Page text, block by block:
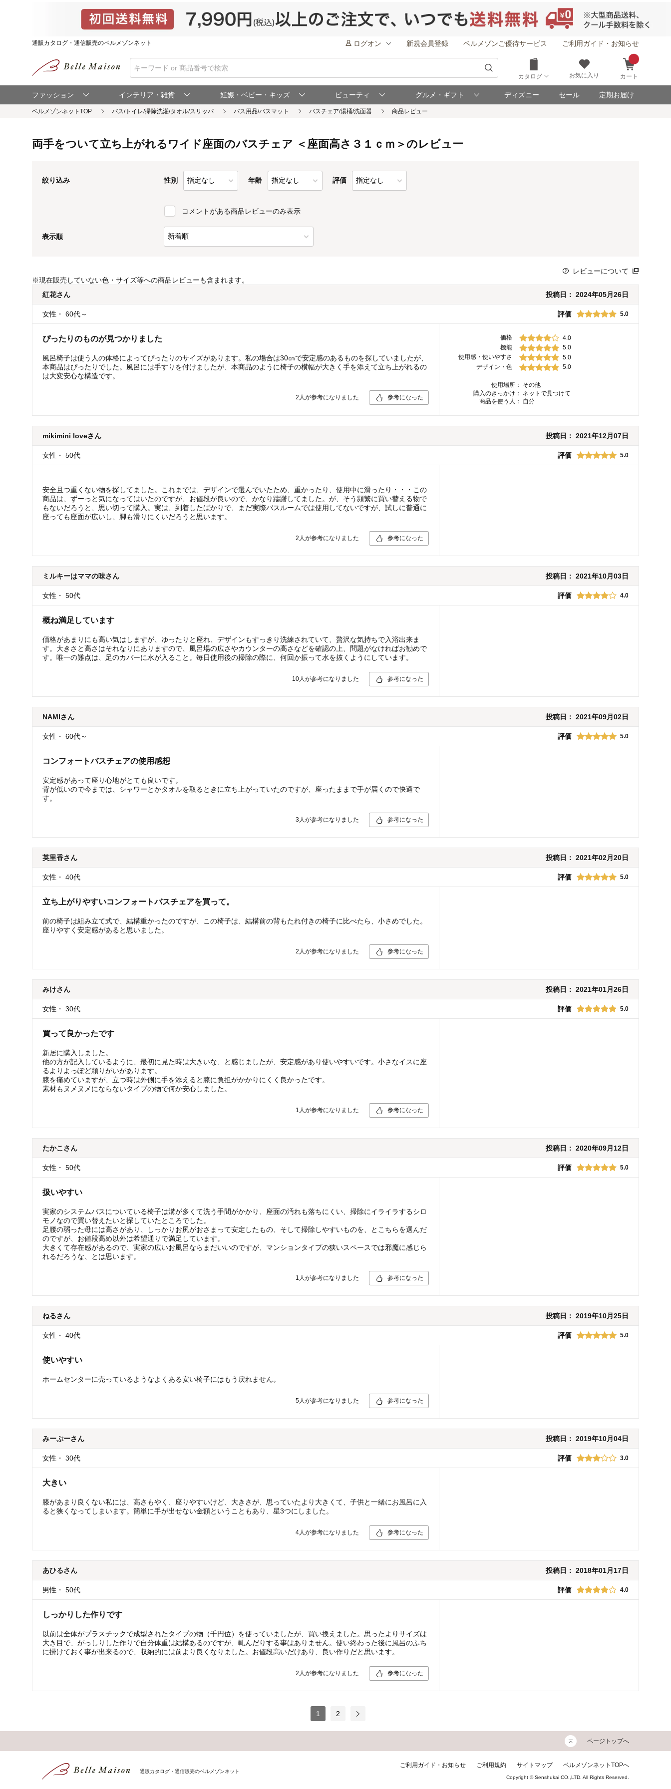
通販カタログ・通信販売のベルメゾンネット ログオン 新規会員登録 ベルメゾンご優待サービス ご利用ガイド・お知らせ
カタログ お気に入り カート
ファッション インテリア・雑貨 妊娠・ベビー・キッズ ビューティ グルメ・ギフト ディズニー セール 定期お届け
ベルメゾンネットTOP
両手をついて立ち上がれるワイド座面のバスチェア ＜座面高さ３１ｃｍ＞のレビュー
絞り込み 性別 年齢 評価
コメントがある商品レビューのみ表示
表示順
レビューについて
※現在販売していない色・サイズ等への商品レビューも含まれます。
紅花さん 投稿日： 2024年05月26日
女性 ・ 60代～ 評価 5.0
ぴったりのものが見つかりました
風呂椅子は使う人の体格によってぴったりのサイズがあります。私の場合は30㎝で安定感のあるものを探していましたが、
本商品はぴったりでした。風呂には手すりを付けましたが、本商品のように椅子の横幅が大きく手を添えて立ち上がれるの
は大変安心な構造です。
2 人が参考になりました 参考になった
価格
4.0
機能
5.0
使用感・使いやすさ
5.0
デザイン・色
5.0
使用場所：
その他
購入のきっかけ：
ネットで見つけて
商品を使う人：
自分
mikimini loveさん 投稿日： 2021年12月07日
女性 ・ 50代 評価 5.0
安全且つ重くない物を探してました。これまでは、デザインで選んでいたため、重かったり、使用中に滑ったり・・・この
商品は、ずーっと気になってはいたのですが、お値段が良いので、かなり躊躇してました。が、そう頻繁に買い替える物で
もないだろうと、思い切って購入。実は、到着したばかりで、まだ実際バスルームでは使用してないですが、試しに普通に
座っても座面が広いし、脚も滑りにくいだろうと思います。
2 人が参考になりました 参考になった
ミルキーはママの味さん 投稿日： 2021年10月03日
女性 ・ 50代 評価 4.0
概ね満足しています
価格があまりにも高い気はしますが、ゆったりと座れ、デザインもすっきり洗練されていて、贅沢な気持ちで入浴出来ま
す。大きさと高さはそれなりにありますので、風呂場の広さやカウンターの高さなどを確認の上、問題がなければお勧めで
す。唯一の難点は、足のカバーに水が入ること。毎日使用後の掃除の際に、何回か振って水を抜くようにしています。
10人が参考になりました 参考になった
NAMIさん 投稿日： 2021年09月02日
女性 ・ 60代～ 評価 5.0
コンフォートバスチェアの使用感想
安定感があって座り心地がとても良いです。
背が低いので今までは、シャワーとかタオルを取るときに立ち上がっていたのですが、座ったままで手が届くので快適で
す。
3 人が参考になりました 参考になった
英里香さん 投稿日： 2021年02月20日
女性 ・ 40代 評価 5.0
立ち上がりやすいコンフォートバスチェアを買って。
前の椅子は組み立て式で、結構重かったのですが、この椅子は、結構前の背もたれ付きの椅子に比べたら、小さめでした。
座りやすく安定感があると思いました。
2 人が参考になりました 参考になった
みけさん 投稿日： 2021年01月26日
女性 ・ 30代 評価 5.0
買って良かったです
新居に購入しました。
他の方が記入しているように、最初に見た時は大きいな、と感じましたが、安定感があり使いやすいです。小さなイスに座
るよりよっぽど頼りがいがあります。
膝を痛めていますが、立つ時は外側に手を添えると膝に負担がかかりにくく良かったです。
素材もヌメヌメにならないタイプの物で何か安心しました。
1 人が参考になりました 参考になった
たかこさん 投稿日： 2020年09月12日
女性 ・ 50代 評価 5.0
扱いやすい
実家のシステムバスについている椅子は溝が多くて洗う手間がかかり、座面の汚れも落ちにくい、掃除にイライラするシロ
モノなので買い替えたいと探していたところでした。
足腰の弱った母には高さがあり、しっかりお尻がおさまって安定したもの、そして掃除しやすいものを、とこちらを選んだ
のですが、お値段高め以外は希望通りで満足しています。
大きくて存在感があるので、実家の広いお風呂ならまだいいのですが、マンションタイプの狭いスペースでは邪魔に感じら
れるだろうな、とは思います。
1 人が参考になりました 参考になった
ねるさん 投稿日： 2019年10月25日
女性 ・ 40代 評価 5.0
使いやすい
ホームセンターに売っているようなよくある安い椅子にはもう戻れません。
5人が参考になりました 参考になった
みーぷーさん 投稿日： 2019年10月04日
女性 ・ 30代 評価 3.0
大きい
膝があまり良くない私には、高さもやく、座りやすいけど、大きさが、思っていたより大きくて、子供と一緒にお風呂に入
ると狭くなってしまいます。簡単に手が出せない金額ということもあり、星3つにしました。
4人が参考になりました 参考になった
あひるさん 投稿日： 2018年01月17日
男性 ・ 50代 評価 4.0
しっかりした作りです
以前は全体がプラスチックで成型されたタイプの物（千円位）を使っていましたが、買い換えました。思ったよりサイズは
大き目で、がっしりした作りで自分体重は結構あるのですが、軋んだりする事はありません。使い終わった後に風呂のふち
に掛けておく事が出来るので、収納的には前より良くなりました。お値段高いだけあり、良い作りだと思います。
2 人が参考になりました 参考になった
1 2
ページトップへ
通販カタログ・通信販売のベルメゾンネット
ご利用ガイド・お知らせ ご利用規約 サイトマップ ベルメゾンネットTOPへ
Copyright © Senshukai CO.,LTD. All Rights Reserved.